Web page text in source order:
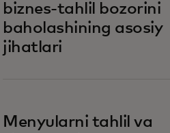
biznes-tahlil bozorini
baholashining asosiy
jihatlari
Menyularni tahlil va